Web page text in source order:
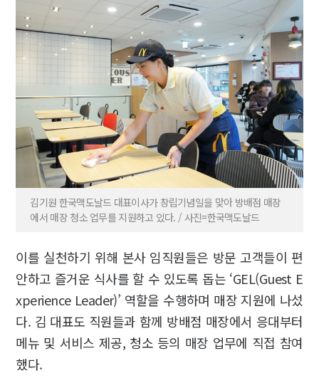
김기원 한국맥도날드 대표이사가 창립기념일을 맞아 방배점 매장
에서 매장 청소 업무를 지원하고 있다. / 사진=한국맥도날드
이를 실천하기 위해 본사 임직원들은 방문 고객들이 편
안하고 즐거운 식사를 할 수 있도록 돕는 ‘GEL(Guest E
xperience Leader)’ 역할을 수행하며 매장 지원에 나섰
다. 김 대표도 직원들과 함께 방배점 매장에서 응대부터
메뉴 및 서비스 제공, 청소 등의 매장 업무에 직접 참여
했다.